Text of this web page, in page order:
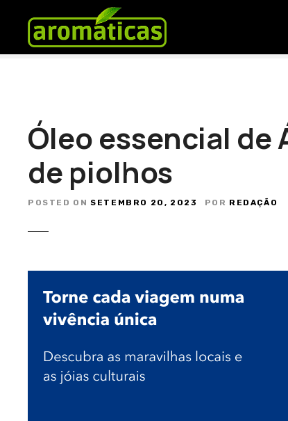
t
Óleo essencial de
de piolhos
POSTED ON SETEMBRO 20, 2023 POR REDAÇÃO